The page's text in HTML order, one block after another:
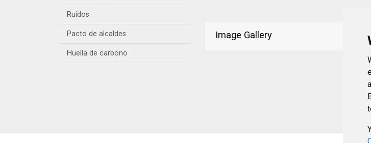
Ruidos
Pacto de alcaldes
Huella de carbono
Image Gallery